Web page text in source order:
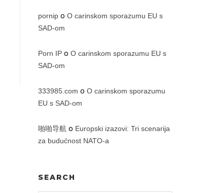
pornip o O carinskom sporazumu EU s
SAD-om
Porn IP o O carinskom sporazumu EU s
SAD-om
333985.com o O carinskom sporazumu
EU s SAD-om
啪啪导航 o Europski izazovi: Tri scenarija
za budućnost NATO-a
SEARCH